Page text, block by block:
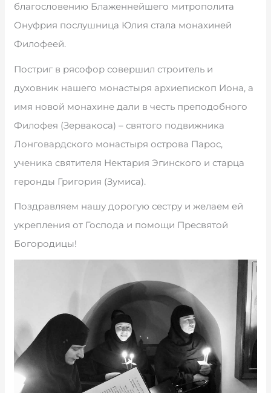
благословению Блаженнейшего митрополита
Онуфрия послушница Юлия стала монахиней
Филофеей.
Постриг в рясофор совершил строитель и
духовник нашего монастыря архиепископ Иона, а
имя новой монахине дали в честь преподобного
Филофея (Зервакоса) – святого подвижника
Лонговардского монастыря острова Парос,
ученика святителя Нектария Эгинского и старца
геронды Григория (Зумиса).
Поздравляем нашу дорогую сестру и желаем ей
укрепления от Господа и помощи Пресвятой
Богородицы!